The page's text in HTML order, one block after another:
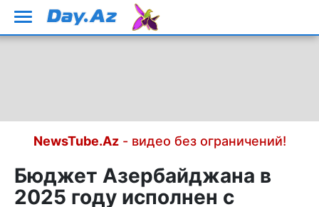
NewsTube.Az- видео без ограничений!
Бюджет Азербайджана в
2025 году исполнен с